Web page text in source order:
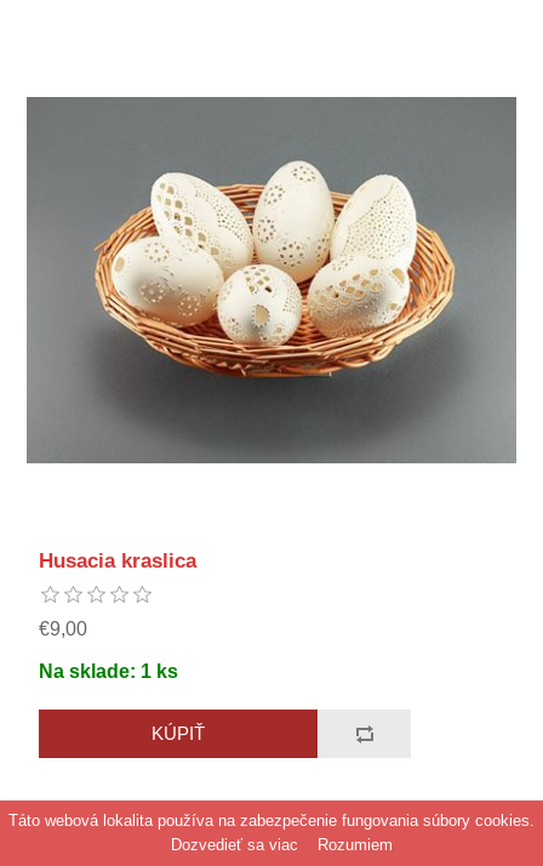
Husacia kraslica
€9,00
Na sklade: 1 ks
Táto webová lokalita používa na zabezpečenie fungovania súbory cookies.
Dozvedieť sa viac
Rozumiem